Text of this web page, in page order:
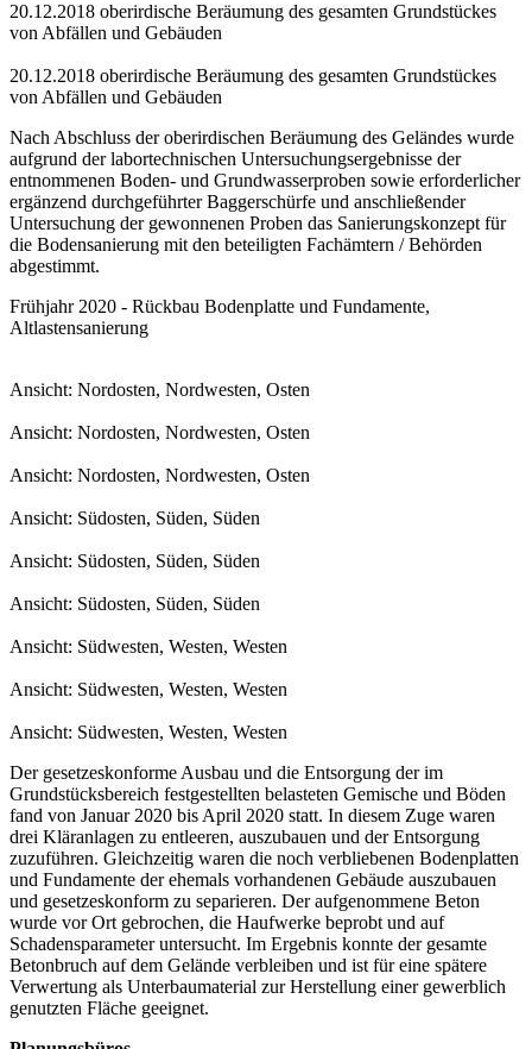
20.12.2018 oberirdische Beräumung des gesamten Grundstückes
von Abfällen und Gebäuden
20.12.2018 oberirdische Beräumung des gesamten Grundstückes
von Abfällen und Gebäuden
Nach Abschluss der oberirdischen Beräumung des Geländes wurde
aufgrund der labortechnischen Untersuchungsergebnisse der
entnommenen Boden- und Grundwasserproben sowie erforderlicher
ergänzend durchgeführter Baggerschürfe und anschließender
Untersuchung der gewonnenen Proben das Sanierungskonzept für
die Bodensanierung mit den beteiligten Fachämtern / Behörden
abgestimmt.
Frühjahr 2020 - Rückbau Bodenplatte und Fundamente,
Altlastensanierung
Ansicht: Nordosten, Nordwesten, Osten
Ansicht: Nordosten, Nordwesten, Osten
Ansicht: Nordosten, Nordwesten, Osten
Ansicht: Südosten, Süden, Süden
Ansicht: Südosten, Süden, Süden
Ansicht: Südosten, Süden, Süden
Ansicht: Südwesten, Westen, Westen
Ansicht: Südwesten, Westen, Westen
Ansicht: Südwesten, Westen, Westen
Der gesetzeskonforme Ausbau und die Entsorgung der im
Grundstücksbereich festgestellten belasteten Gemische und Böden
fand von Januar 2020 bis April 2020 statt. In diesem Zuge waren
drei Kläranlagen zu entleeren, auszubauen und der Entsorgung
zuzuführen. Gleichzeitig waren die noch verbliebenen Bodenplatten
und Fundamente der ehemals vorhandenen Gebäude auszubauen
und gesetzeskonform zu separieren. Der aufgenommene Beton
wurde vor Ort gebrochen, die Haufwerke beprobt und auf
Schadensparameter untersucht. Im Ergebnis konnte der gesamte
Betonbruch auf dem Gelände verbleiben und ist für eine spätere
Verwertung als Unterbaumaterial zur Herstellung einer gewerblich
genutzten Fläche geeignet.